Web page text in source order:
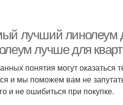
лучший линолеум
лучше для
понятия могут
и мы поможем вам не
и не ошибиться при покупке.